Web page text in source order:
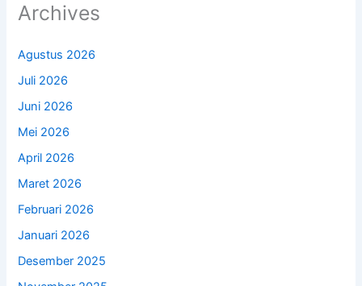
Archives
Agustus 2026
Juli 2026
Juni 2026
Mei 2026
April 2026
Maret 2026
Februari 2026
Januari 2026
Desember 2025